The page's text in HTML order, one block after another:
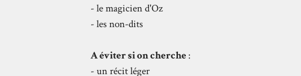
- le magicien d'Oz
- les non-dits
A éviter si on cherche :
- un récit léger